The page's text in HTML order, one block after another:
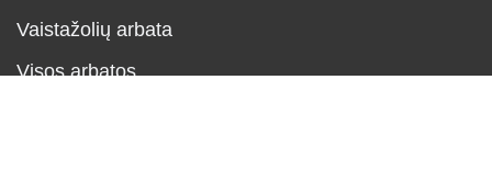
Vaistažolių arbata
Visos arbatos